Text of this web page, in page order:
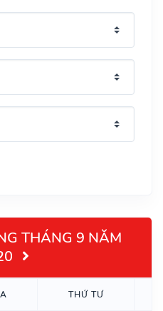
THÁNG 9 NĂM
THỨ TƯ